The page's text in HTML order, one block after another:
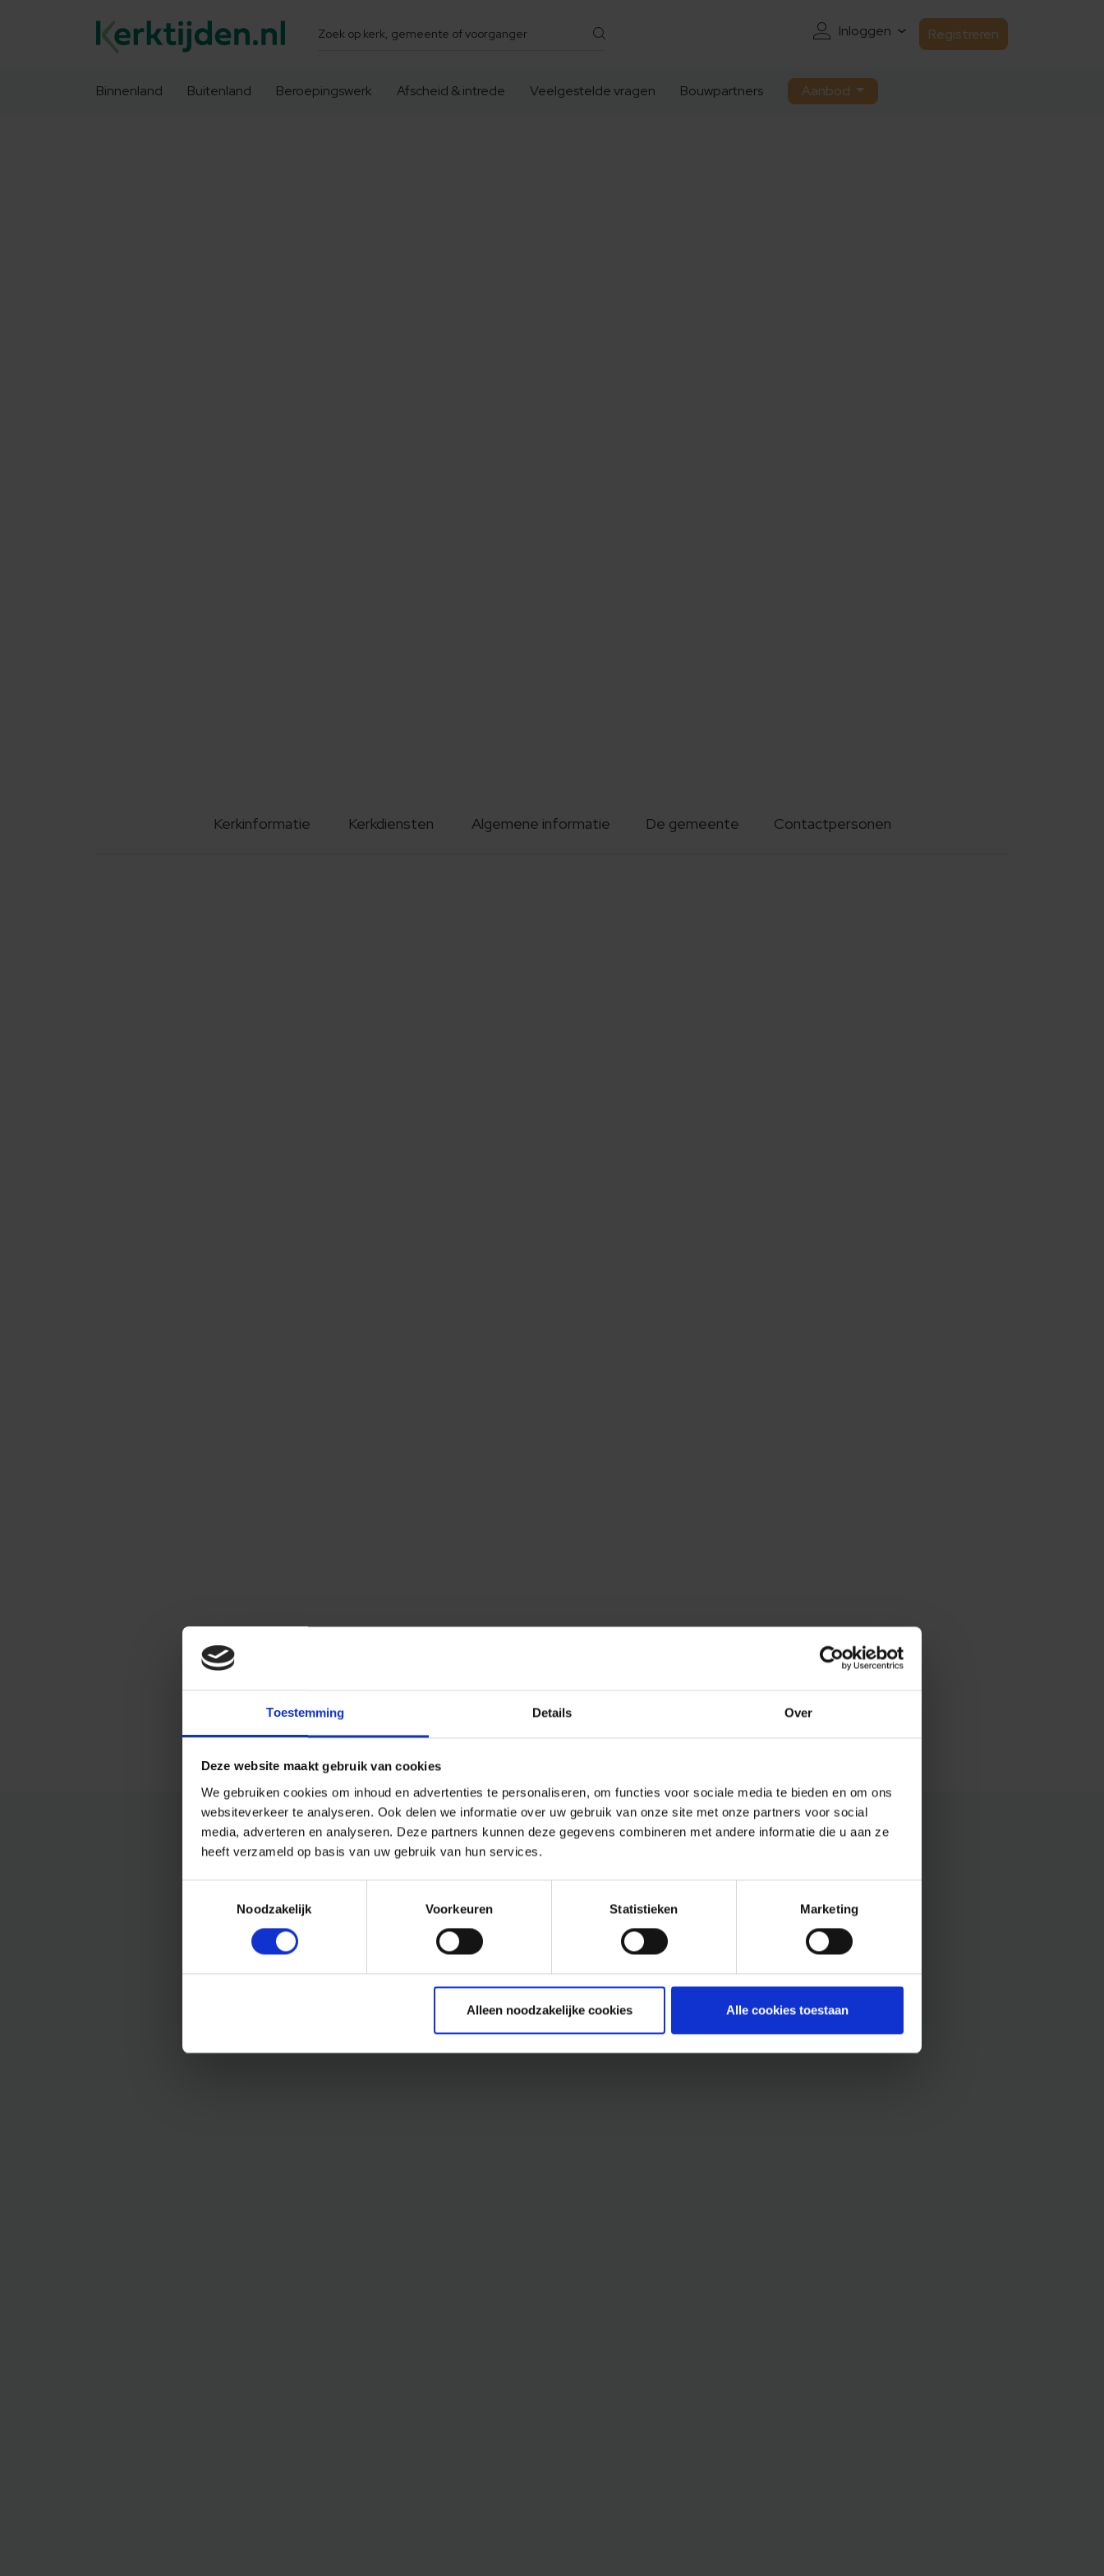
Toestemming Details Over
Deze website maakt gebruik van cookies
We gebruiken cookies om inhoud en advertenties te personaliseren, om functies voor sociale media te bieden en om ons
websiteverkeer te analyseren. Ook delen we informatie over uw gebruik van onze site met onze partners voor social
media, adverteren en analyseren. Deze partners kunnen deze gegevens combineren met andere informatie die u aan ze
heeft verzameld op basis van uw gebruik van hun services.
Noodzakelijk
Voorkeuren Statistieken Marketing
Alleen noodzakelijke cookies Alle cookies toestaan
Zoeken Inloggen Registreren
Binnenland Buitenland Beroepingswerk Afscheid & intrede Veelgestelde vragen Bouwpartners Aanbod
Kerkinformatie Kerkdiensten Algemene informatie De gemeente Contactpersonen